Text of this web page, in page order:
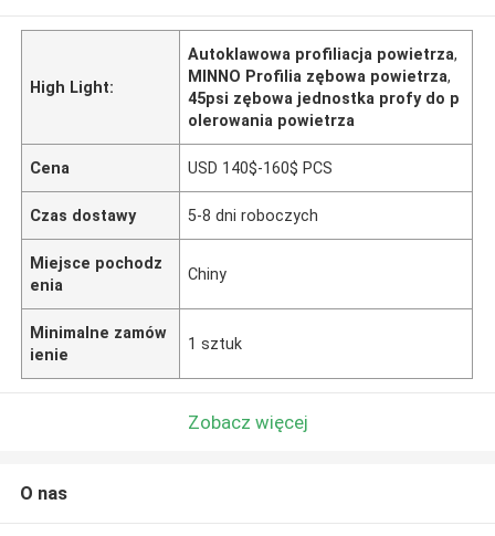
High Light:
Autoklawowa profiliacja powietrza,
MINNO Profilia zębowa powietrza,
45psi zębowa jednostka profy do p
olerowania powietrza
Cena USD 140$-160$ PCS
Czas dostawy 5-8 dni roboczych
Miejsce pochodz
enia
Chiny
Minimalne zamów
ienie
1 sztuk
Zobacz więcej
O nas